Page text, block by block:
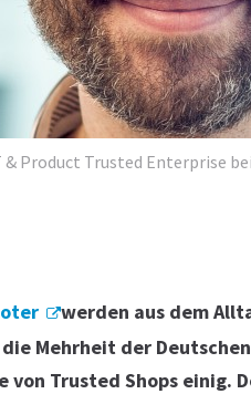
Product Trusted Enterprise
werden aus dem
Mehrheit der
von Trusted Shops einig.